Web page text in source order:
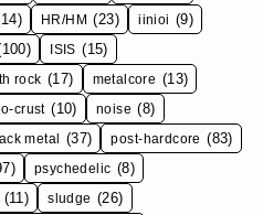
HR/HM (23) iinioi (9)
ISIS (15)
rock (17) metalcore (13)
crust (10) noise (8)
metal (37) post-hardcore (83)
psychedelic (8)
(11) sludge (26)